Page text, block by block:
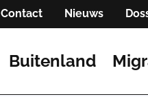
Contact Nieuws
Buitenland